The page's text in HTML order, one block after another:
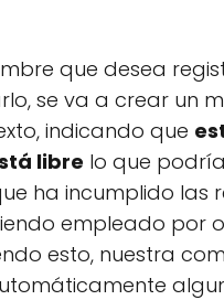
que desea
se va a crear un
indicando que
libre lo que podría
ha incumplido las
empleado por
esto, nuestra